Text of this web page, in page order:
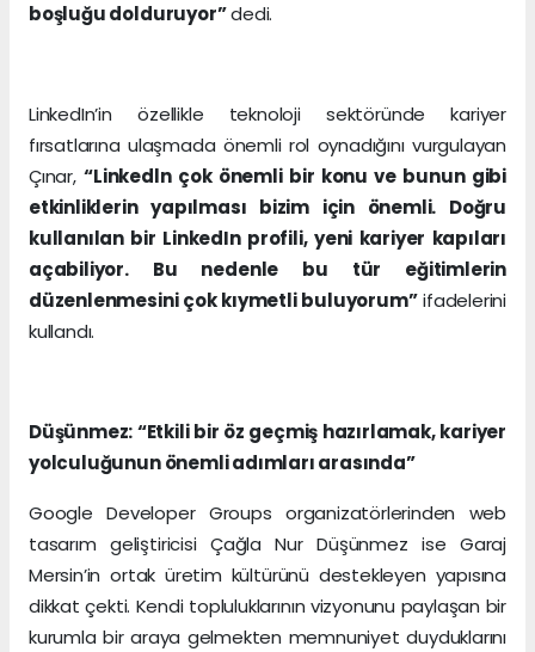
boşluğu dolduruyor”dedi.
LinkedIn’in özellikle teknoloji sektöründe kariyer
fırsatlarına ulaşmada önemli rol oynadığını vurgulayan
Çınar,“Linkedln çok önemli bir konu ve bunun gibi
etkinliklerin yapılması bizim için önemli. Doğru
kullanılan bir LinkedIn profili, yeni kariyer kapıları
açabiliyor. Bu nedenle bu tür eğitimlerin
düzenlenmesini çok kıymetli buluyorum”ifadelerini
kullandı.
Düşünmez: “Etkili bir öz geçmiş hazırlamak, kariyer
yolculuğunun önemli adımları arasında”
Google Developer Groups organizatörlerinden web
tasarım geliştiricisi Çağla Nur Düşünmez ise Garaj
Mersin’in ortak üretim kültürünü destekleyen yapısına
dikkat çekti. Kendi topluluklarının vizyonunu paylaşan bir
kurumla bir araya gelmekten memnuniyet duyduklarını